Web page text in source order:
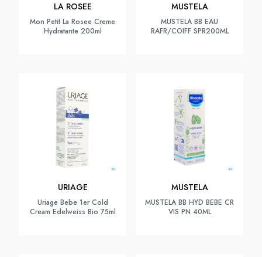
LA ROSEE
Mon Petit La Rosee Creme
Hydratante 200ml
MUSTELA
MUSTELA BB EAU
RAFR/COIFF SPR200ML
URIAGE
Uriage Bebe 1er Cold
Cream Edelweiss Bio 75ml
MUSTELA
MUSTELA BB HYD BEBE CR
VIS PN 40ML